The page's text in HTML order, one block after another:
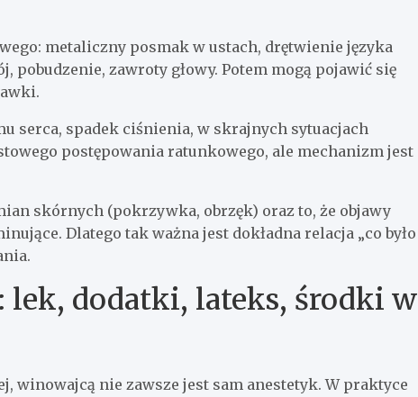
metaliczny posmak w ustach, drętwienie języka
pobudzenie, zawroty głowy. Potem mogą pojawić się
serca, spadek ciśnienia, w skrajnych sytuacjach
postępowania ratunkowego, ale mechanizm jest
skórnych (pokrzywka, obrzęk) oraz to, że objawy
Dlatego tak ważna jest dokładna relacja „co było
lek, dodatki, lateks, środki w
winowajcą nie zawsze jest sam anestetyk. W praktyce